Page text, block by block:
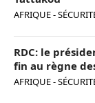
AFRIQUE -
RDC: le
fin au règne
AFRIQUE -